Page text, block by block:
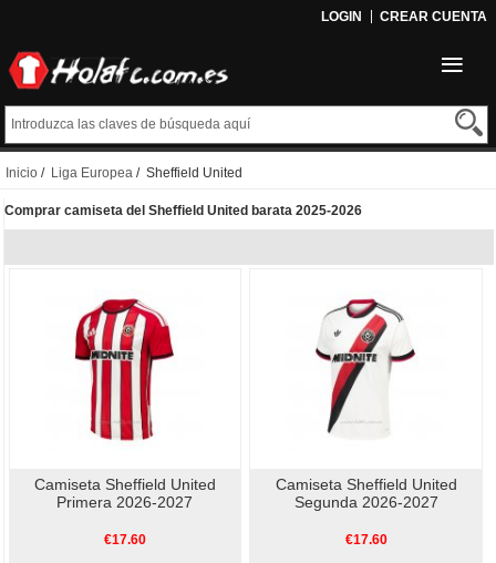
LOGIN CREAR CUENTA
Inicio / Liga Europea / Sheffield United
Comprar camiseta del Sheffield United barata 2025-2026
Camiseta Sheffield United
Primera 2026-2027
€17.60
Camiseta Sheffield United
Segunda 2026-2027
€17.60